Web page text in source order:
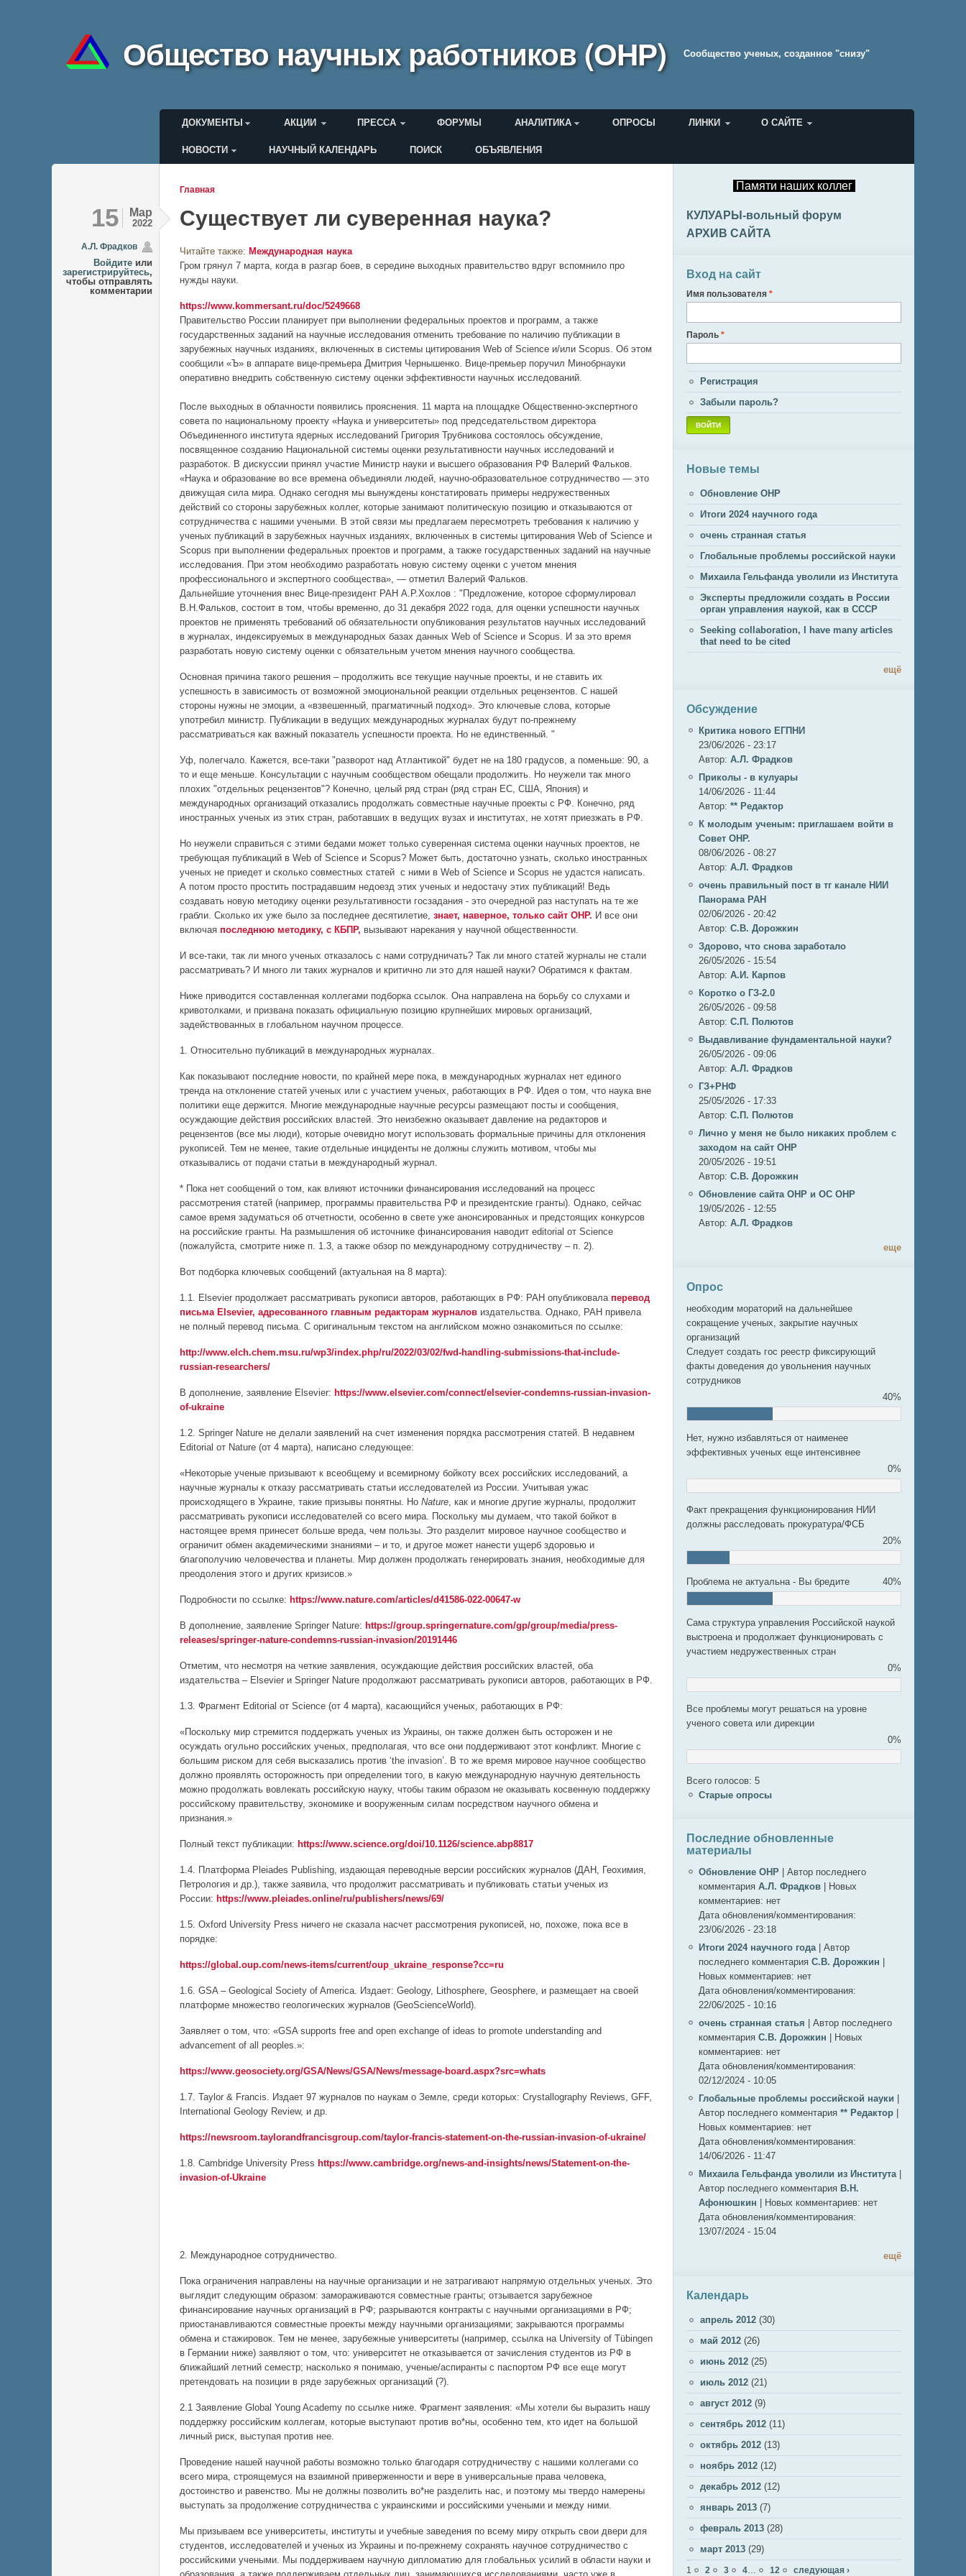
Общество научных работников (ОНР) Cообщество ученых, созданное "снизу"
Главное меню
ДОКУМЕНТЫ АКЦИИ ПРЕССА ФОРУМЫ АНАЛИТИКА ОПРОСЫ ЛИНКИ О САЙТЕ
Меню пользователя
НОВОСТИ НАУЧНЫЙ КАЛЕНДАРЬ ПОИСК ОБЪЯВЛЕНИЯ
Вы здесь
Главная
15 Мар
2022
А.Л. Фрадков
Войдите или
зарегистрируйтесь,
чтобы отправлять
комментарии
Существует ли суверенная наука?
Читайте также: Международная наука
Гром грянул 7 марта, когда в разгар боев, в середине выходных правительство вдруг вспомнило про
нужды науки.
https://www.kommersant.ru/doc/5249668
Правительство России планирует при выполнении федеральных проектов и программ, а также
государственных заданий на научные исследования отменить требование по наличию публикации в
зарубежных научных изданиях, включенных в системы цитирования Web of Science и/или Scopus. Об этом
сообщили «Ъ» в аппарате вице-премьера Дмитрия Чернышенко. Вице-премьер поручил Минобрнауки
оперативно внедрить собственную систему оценки эффективности научных исследований.
После выходных в облачности появились прояснения. 11 марта на площадке Общественно-экспертного
совета по национальному проекту «Наука и университеты» под председательством директора
Объединенного института ядерных исследований Григория Трубникова состоялось обсуждение,
посвященное созданию Национальной системы оценки результативности научных исследований и
разработок. В дискуссии принял участие Министр науки и высшего образования РФ Валерий Фальков.
«Наука и образование во все времена объединяли людей, научно-образовательное сотрудничество — это
движущая сила мира. Однако сегодня мы вынуждены констатировать примеры недружественных
действий со стороны зарубежных коллег, которые занимают политическую позицию и отказываются от
сотрудничества с нашими учеными. В этой связи мы предлагаем пересмотреть требования к наличию у
ученых публикаций в зарубежных научных изданиях, включенных в системы цитирования Web of Science и
Scopus при выполнении федеральных проектов и программ, а также государственных заданий на научные
исследования. При этом необходимо разработать новую систему оценки с учетом мнения
профессионального и экспертного сообщества», — отметил Валерий Фальков.
Дальнейшие уточнения внес Вице-президент РАН А.Р.Хохлов : " Предложение, которое сформулировал
В.Н.Фальков, состоит в том, чтобы временно, до 31 декабря 2022 года, для оценки успешности научных
проектов не применять требований об обязательности опубликования результатов научных исследований
в журналах, индексируемых в международных базах данных Web of Science и Scopus. И за это время
разработать новую систему оценки с обязательным учетом мнения научного сообщества.
Основная причина такого решения – продолжить все текущие научные проекты, и не ставить их
успешность в зависимость от возможной эмоциональной реакции отдельных рецензентов. С нашей
стороны нужны не эмоции, а «взвешенный, прагматичный подход». Это ключевые слова, которые
употребил министр. Публикации в ведущих международных журналах будут по-прежнему
рассматриваться как важный показатель успешности проекта. Но не единственный. "
Уф, полегчало. Кажется, все-таки "разворот над Атлантикой" будет не на 180 градусов, а поменьше: 90, а
то и еще меньше. Консультации с научным сообществом обещали продолжить. Но неужели так много
плохих "отдельных рецензентов"? Конечно, целый ряд стран (ряд стран ЕС, США, Япония) и
международных организаций отказались продолжать совместные научные проекты с РФ. Конечно, ряд
иностранных ученых из этих стран, работавших в ведущих вузах и институтах, не хотят приезжать в РФ.
Но неужели справиться с этими бедами может только суверенная система оценки научных проектов, не
требующая публикаций в Web of Science и Scopus? Может быть, достаточно узнать, сколько иностранных
ученых не приедет и сколько совместных статей с ними в Web of Science и Scopus не удастся написать.
А потом просто простить пострадавшим недоезд этих ученых и недостачу этих публикаций! Ведь
создавать новую методику оценки результативности госзадания - это очередной раз наступать на те же
грабли. Сколько их уже было за последнее десятилетие, знает, наверное, только сайт ОНР. И все они
включая последнюю методику, с КБПР, вызывают нарекания у научной общественности.
И все-таки, так ли много ученых отказалось с нами сотрудничать? Так ли много статей журналы не стали
рассматривать? И много ли таких журналов и критично ли это для нашей науки? Обратимся к фактам.
Ниже приводится составленная коллегами подборка ссылок. Она направлена на борьбу со слухами и
кривотолками, и призвана показать официальную позицию крупнейших мировых организаций,
задействованных в глобальном научном процессе.
1. Относительно публикаций в международных журналах.
Как показывают последние новости, по крайней мере пока, в международных журналах нет единого
тренда на отклонение статей ученых или с участием ученых, работающих в РФ. Идея о том, что наука вне
политики еще держится. Многие международные научные ресурсы размещают посты и сообщения,
осуждающие действия российских властей. Это неизбежно оказывает давление на редакторов и
рецензентов (все мы люди), которые очевидно могут использовать формальные причины для отклонения
рукописей. Тем не менее, такие отдельные инциденты не должны служить мотивом, чтобы мы
отказывались от подачи статьи в международный журнал.
* Пока нет сообщений о том, как влияют источники финансирования исследований на процесс
рассмотрения статей (например, программы правительства РФ и президентские гранты). Однако, сейчас
самое время задуматься об отчетности, особенно в свете уже анонсированных и предстоящих конкурсов
на российские гранты. На размышления об источнике финансирования наводит editorial от Science
(пожалуйста, смотрите ниже п. 1.3, а также обзор по международному сотрудничеству – п. 2).
Вот подборка ключевых сообщений (актуальная на 8 марта):
1.1. Elsevier продолжает рассматривать рукописи авторов, работающих в РФ: РАН опубликовала перевод
письма Elsevier, адресованного главным редакторам журналов издательства. Однако, РАН привела
не полный перевод письма. С оригинальным текстом на английском можно ознакомиться по ссылке:
http://www.elch.chem.msu.ru/wp3/index.php/ru/2022/03/02/fwd-handling-submissions-that-include-
russian-researchers/
В дополнение, заявление Elsevier: https://www.elsevier.com/connect/elsevier-condemns-russian-invasion-
of-ukraine
1.2. Springer Nature не делали заявлений на счет изменения порядка рассмотрения статей. В недавнем
Editorial от Nature (от 4 марта), написано следующее:
«Некоторые ученые призывают к всеобщему и всемирному бойкоту всех российских исследований, а
научные журналы к отказу рассматривать статьи исследователей из России. Учитывая ужас
происходящего в Украине, такие призывы понятны. Но Nature, как и многие другие журналы, продолжит
рассматривать рукописи исследователей со всего мира. Поскольку мы думаем, что такой бойкот в
настоящее время принесет больше вреда, чем пользы. Это разделит мировое научное сообщество и
ограничит обмен академическими знаниями – и то, и другое может нанести ущерб здоровью и
благополучию человечества и планеты. Мир должен продолжать генерировать знания, необходимые для
преодоления этого и других кризисов.»
Подробности по ссылке: https://www.nature.com/articles/d41586-022-00647-w
В дополнение, заявление Springer Nature: https://group.springernature.com/gp/group/media/press-
releases/springer-nature-condemns-russian-invasion/20191446
Отметим, что несмотря на четкие заявления, осуждающие действия российских властей, оба
издательства – Elsevier и Springer Nature продолжают рассматривать рукописи авторов, работающих в РФ.
1.3. Фрагмент Editorial от Science (от 4 марта), касающийся ученых, работающих в РФ:
«Поскольку мир стремится поддержать ученых из Украины, он также должен быть осторожен и не
осуждать огульно российских ученых, предполагая, что все они поддерживают этот конфликт. Многие с
большим риском для себя высказались против ‘the invasion’. В то же время мировое научное сообщество
должно проявлять осторожность при определении того, в какую международную научную деятельность
можно продолжать вовлекать российскую науку, чтобы таким образом не оказывать косвенную поддержку
российскому правительству, экономике и вооруженным силам посредством научного обмена и
признания.»
Полный текст публикации: https://www.science.org/doi/10.1126/science.abp8817
1.4. Платформа Pleiades Publishing, издающая переводные версии российских журналов (ДАН, Геохимия,
Петрология и др.), также заявила, что продолжит рассматривать и публиковать статьи ученых из
России: https://www.pleiades.online/ru/publishers/news/69/
1.5. Oxford University Press ничего не сказала насчет рассмотрения рукописей, но, похоже, пока все в
порядке:
https://global.oup.com/news-items/current/oup_ukraine_response?cc=ru
1.6. GSA – Geological Society of America. Издает: Geology, Lithosphere, Geosphere, и размещает на своей
платформе множество геологических журналов (GeoScienceWorld).
Заявляет о том, что: «GSA supports free and open exchange of ideas to promote understanding and
advancement of all peoples.»:
https://www.geosociety.org/GSA/News/GSA/News/message-board.aspx?src=whats
1.7. Taylor & Francis. Издает 97 журналов по наукам о Земле, среди которых: Crystallography Reviews, GFF,
International Geology Review, и др.
https://newsroom.taylorandfrancisgroup.com/taylor-francis-statement-on-the-russian-invasion-of-ukraine/
1.8. Cambridge University Press https://www.cambridge.org/news-and-insights/news/Statement-on-the-
invasion-of-Ukraine
2. Международное сотрудничество.
Пока ограничения направлены на научные организации и не затрагивают напрямую отдельных ученых. Это
выглядит следующим образом: замораживаются совместные гранты; отзывается зарубежное
финансирование научных организаций в РФ; разрываются контракты с научными организациями в РФ;
приостанавливаются совместные проекты между научными организациями; закрываются программы
обмена и стажировок. Тем не менее, зарубежные университеты (например, ссылка на University of Tübingen
в Германии ниже) заявляют о том, что: университет не отказывается от зачисления студентов из РФ в
ближайший летний семестр; насколько я понимаю, ученые/аспиранты с паспортом РФ все еще могут
претендовать на позиции в ряде зарубежных организаций (?).
2.1 Заявление Global Young Academy по ссылке ниже. Фрагмент заявления: «Мы хотели бы выразить нашу
поддержку российским коллегам, которые выступают против во*ны, особенно тем, кто идет на большой
личный риск, выступая против нее.
Проведение нашей научной работы возможно только благодаря сотрудничеству с нашими коллегами со
всего мира, строящемуся на взаимной приверженности и вере в универсальные права человека,
достоинство и равенство. Мы не должны позволить во*не разделить нас, и поэтому мы твердо намерены
выступать за продолжение сотрудничества с украинскими и российскими учеными и между ними.
Мы призываем все университеты, институты и учебные заведения по всему миру открыть свои двери для
студентов, исследователей и ученых из Украины и по-прежнему сохранять научное сотрудничество с
российскими учеными. Мы поддерживаем научную дипломатию для глобальных усилий в области науки и
Памяти наших коллег
КУЛУАРЫ-вольный форум
АРХИВ САЙТА
Вход на сайт
Имя пользователя *
Пароль *
Регистрация
Забыли пароль?
Новые темы
Обновление ОНР
Итоги 2024 научного года
очень странная статья
Глобальные проблемы российской науки
Михаила Гельфанда уволили из Института
Эксперты предложили создать в России
орган управления наукой, как в СССР
Seeking collaboration, I have many articles
that need to be cited
ещё
Обсуждение
Критика нового ЕГПНИ
23/06/2026 - 23:17
Автор: А.Л. Фрадков
Приколы - в кулуары
14/06/2026 - 11:44
Автор: ** Редактор
К молодым ученым: приглашаем войти в
Совет ОНР.
08/06/2026 - 08:27
Автор: А.Л. Фрадков
очень правильный пост в тг канале НИИ
Панорама РАН
02/06/2026 - 20:42
Автор: С.В. Дорожкин
Здорово, что снова заработало
26/05/2026 - 15:54
Автор: А.И. Карпов
Коротко о ГЗ-2.0
26/05/2026 - 09:58
Автор: C.П. Полютов
Выдавливание фундаментальной науки?
26/05/2026 - 09:06
Автор: А.Л. Фрадков
ГЗ+РНФ
25/05/2026 - 17:33
Автор: C.П. Полютов
Лично у меня не было никаких проблем с
заходом на сайт ОНР
20/05/2026 - 19:51
Автор: С.В. Дорожкин
Обновление сайта ОНР и ОС ОНР
19/05/2026 - 12:55
Автор: А.Л. Фрадков
еще
Опрос
необходим мораторий на дальнейшее
сокращение ученых, закрытие научных
организаций
Следует создать гос реестр фиксирующий
факты доведения до увольнения научных
сотрудников
40%
Нет, нужно избавляться от наименее
эффективных ученых еще интенсивнее
0%
Факт прекращения функционирования НИИ
должны расследовать прокуратура/ФСБ
20%
Проблема не актуальна - Вы бредите 40%
Сама структура управления Российской наукой
выстроена и продолжает функционировать с
участием недружественных стран
0%
Все проблемы могут решаться на уровне
ученого совета или дирекции
0%
Всего голосов: 5
Старые опросы
Последние обновленные
материалы
Обновление ОНР
Автор последнего
комментария А.Л. Фрадков
Новых
комментариев: нет
Дата обновления/комментирования:
23/06/2026 - 23:18
Итоги 2024 научного года
Автор
последнего комментария С.В. Дорожкин
Новых комментариев: нет
Дата обновления/комментирования:
22/06/2025 - 10:16
очень странная статья
Автор последнего
комментария С.В. Дорожкин
Новых
комментариев: нет
Дата обновления/комментирования:
02/12/2024 - 10:05
Глобальные проблемы российской науки
Автор последнего комментария ** Редактор
Новых комментариев: нет
Дата обновления/комментирования:
14/06/2026 - 11:47
Михаила Гельфанда уволили из Института
Автор последнего комментария В.Н.
Афонюшкин
Новых комментариев: нет
Дата обновления/комментирования:
13/07/2024 - 15:04
ещё
Календарь
апрель 2012 (30)
май 2012 (26)
июнь 2012 (25)
июль 2012 (21)
август 2012 (9)
сентябрь 2012 (11)
октябрь 2012 (13)
ноябрь 2012 (12)
декабрь 2012 (12)
январь 2013 (7)
февраль 2013 (28)
март 2013 (29)
Страницы
1 2 3 4 12 следующая ›